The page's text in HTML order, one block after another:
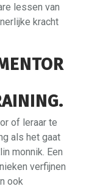
lessen van
kracht
of leraar te
als het gaat
monnik. Een
verfijnen
ook